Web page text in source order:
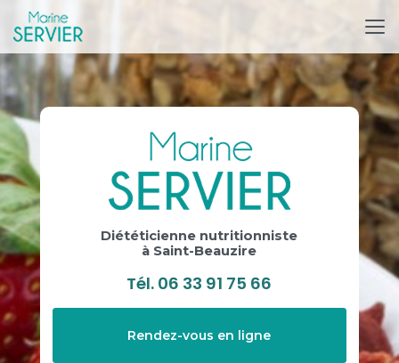
au
contenu
principal
Diététicienne nutritionniste
à Saint-Beauzire
Tél. 06 33 91 75 66
Rendez-vous en ligne